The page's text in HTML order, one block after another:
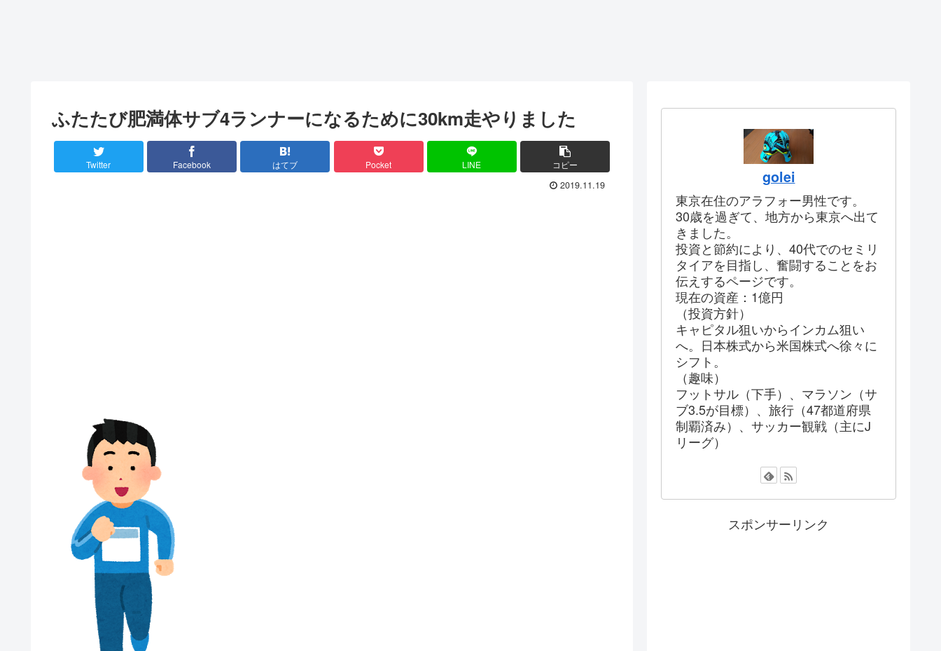
ふたたび肥満体サブ4ランナーになるために30km走やりました
Twitter Facebook はてブ Pocket LINE コピー
2019.11.19 golei
東京在住のアラフォー男性です。
30歳を過ぎて、地方から東京へ出て
きました。
投資と節約により、40代でのセミリ
タイアを目指し、奮闘することをお
伝えするページです。
現在の資産：1億円
（投資方針）
キャピタル狙いからインカム狙い
へ。日本株式から米国株式へ徐々に
シフト。
（趣味）
フットサル（下手）、マラソン（サ
ブ3.5が目標）、旅行（47都道府県
制覇済み）、サッカー観戦（主にJ
リーグ）
スポンサーリンク